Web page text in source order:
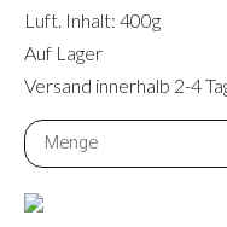
Luft. Inhalt: 400g
Auf Lager
Versand innerhalb 2-4